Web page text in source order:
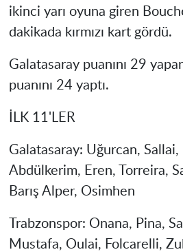
ikinci yarı oyuna giren
dakikada kırmızı kart gördü.
Galatasaray puanını 29
puanını 24 yaptı.
İLK 11'LER
Galatasaray: Uğurcan, Sallai,
Abdülkerim, Eren, Torreira,
Barış Alper, Osimhen
Trabzonspor: Onana, Pina,
Mustafa, Oulai, Folcarelli,